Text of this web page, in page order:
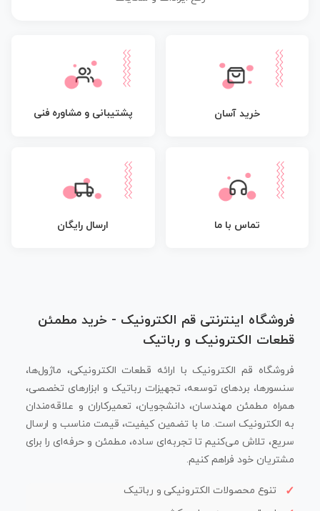
خرید آسان پشتیبانی و مشاوره فنی
تماس با ما ارسال رایگان
فروشگاه اینترنتی قم الکترونیک - خرید مطمئن
قطعات الکترونیک و رباتیک
فروشگاه قم الکترونیک با ارائه قطعات الکترونیکی، ماژول‌ها،
سنسورها، بردهای توسعه، تجهیزات رباتیک و ابزارهای تخصصی،
همراه مطمئن مهندسان، دانشجویان، تعمیرکاران و علاقه‌مندان
به الکترونیک است. ما با تضمین کیفیت، قیمت مناسب و ارسال
سریع، تلاش می‌کنیم تا تجربه‌ای ساده، مطمئن و حرفه‌ای را برای
مشتریان خود فراهم کنیم.
تنوع محصولات الکترونیکی و رباتیک